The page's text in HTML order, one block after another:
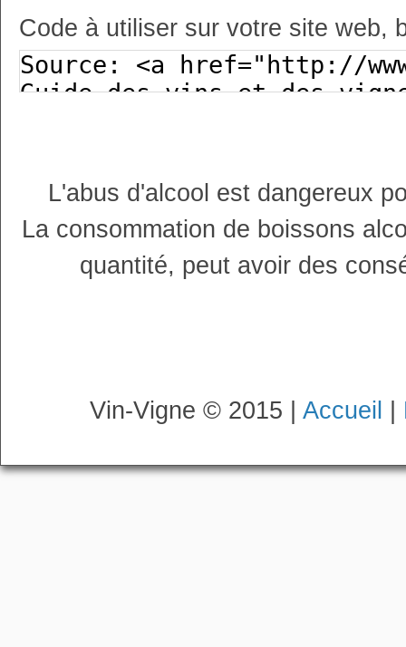
Code à utiliser sur votre site web,
L'abus d'alcool est dangereux
La consommation de boissons
quantité, peut avoir des
Vin-Vigne © 2015 | Accueil